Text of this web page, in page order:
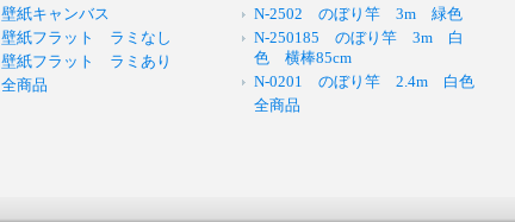
壁紙キャンバス
壁紙フラット ラミなし
壁紙フラット ラミあり
全商品
N-2502 のぼり竿 3m 緑色
N-250185 のぼり竿 3m 白
色 横棒85cm
N-0201 のぼり竿 2.4m 白色
全商品